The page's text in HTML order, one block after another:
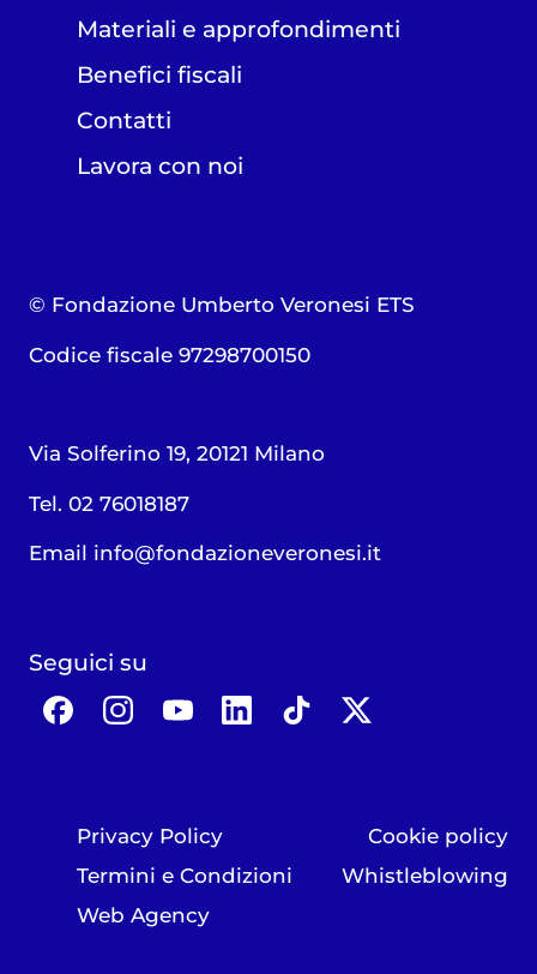
Materiali e approfondimenti
Benefici fiscali
Contatti
Lavora con noi
© Fondazione Umberto Veronesi ETS
Codice fiscale 97298700150
Via Solferino 19, 20121 Milano
Tel. 02 76018187
Email info@fondazioneveronesi.it
Seguici su
Privacy Policy
Cookie policy
Termini e Condizioni
Whistleblowing
Web Agency